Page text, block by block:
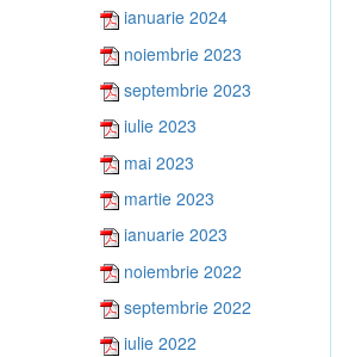
ianuarie 2024
noiembrie 2023
septembrie 2023
iulie 2023
mai 2023
martie 2023
ianuarie 2023
noiembrie 2022
septembrie 2022
iulie 2022